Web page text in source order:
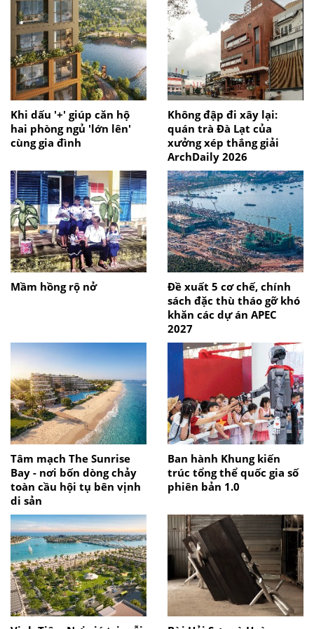
Khi dấu '+' giúp căn hộ
hai phòng ngủ 'lớn lên'
cùng gia đình
Không đập đi xây lại:
quán trà Đà Lạt của
xưởng xép thắng giải
ArchDaily 2026
Mầm hồng rộ nở
Đề xuất 5 cơ chế, chính
sách đặc thù tháo gỡ khó
khăn các dự án APEC
2027
Tâm mạch The Sunrise
Bay - nơi bốn dòng chảy
toàn cầu hội tụ bên vịnh
di sản
Ban hành Khung kiến
trúc tổng thể quốc gia số
phiên bản 1.0